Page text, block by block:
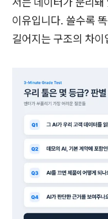
이유입니다. 쓸수록
길어지는 구조의 차이